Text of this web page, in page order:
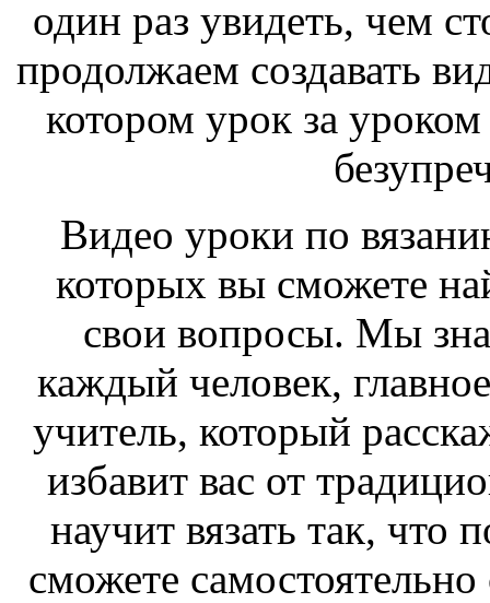
один раз увидеть, чем
продолжаем создавать
котором урок за
Видео уроки по
которых вы сможете
свои вопросы. Мы
каждый человек,
учитель, который
избавит вас от
научит вязать так, что
сможете